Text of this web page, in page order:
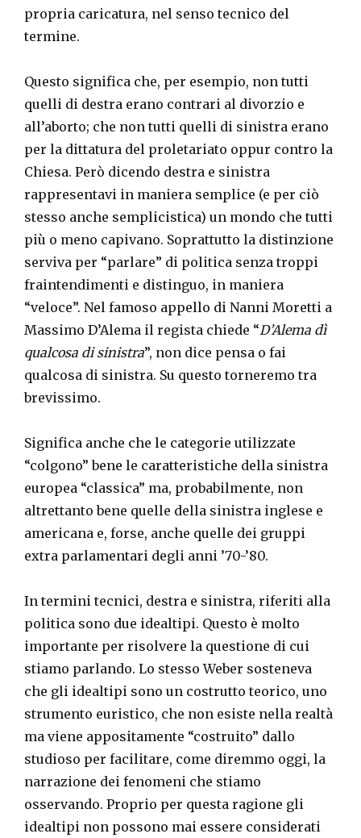
propria caricatura, nel senso tecnico del
termine.
Questo significa che, per esempio, non tutti
quelli di destra erano contrari al divorzio e
all’aborto; che non tutti quelli di sinistra erano
per la dittatura del proletariato oppur contro la
Chiesa. Però dicendo destra e sinistra
rappresentavi in maniera semplice (e per ciò
stesso anche semplicistica) un mondo che tutti
più o meno capivano. Soprattutto la distinzione
serviva per “parlare” di politica senza troppi
fraintendimenti e distinguo, in maniera
“veloce”. Nel famoso appello di Nanni Moretti a
Massimo D’Alema il regista chiede “D’Alema dì
qualcosa di sinistra”, non dice pensa o fai
qualcosa di sinistra. Su questo torneremo tra
brevissimo.
Significa anche che le categorie utilizzate
“colgono” bene le caratteristiche della sinistra
europea “classica” ma, probabilmente, non
altrettanto bene quelle della sinistra inglese e
americana e, forse, anche quelle dei gruppi
extra parlamentari degli anni ’70-’80.
In termini tecnici, destra e sinistra, riferiti alla
politica sono due idealtipi. Questo è molto
importante per risolvere la questione di cui
stiamo parlando. Lo stesso Weber sosteneva
che gli idealtipi sono un costrutto teorico, uno
strumento euristico, che non esiste nella realtà
ma viene appositamente “costruito” dallo
studioso per facilitare, come diremmo oggi, la
narrazione dei fenomeni che stiamo
osservando. Proprio per questa ragione gli
idealtipi non possono mai essere considerati